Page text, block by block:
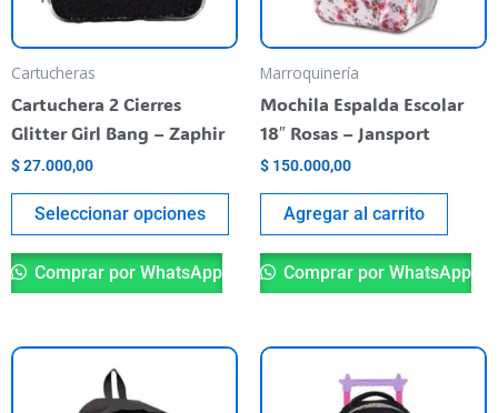
Cartucheras
Cartuchera 2 Cierres
Glitter Girl Bang – Zaphir
$27.000,00
Seleccionar opciones
se
pueden
elegir
producto
Comprar por WhatsApp
Marroquinería
Mochila Espalda Escolar
18″ Rosas – Jansport
$ 150.000,00
Agregar al carrito
Comprar por WhatsApp